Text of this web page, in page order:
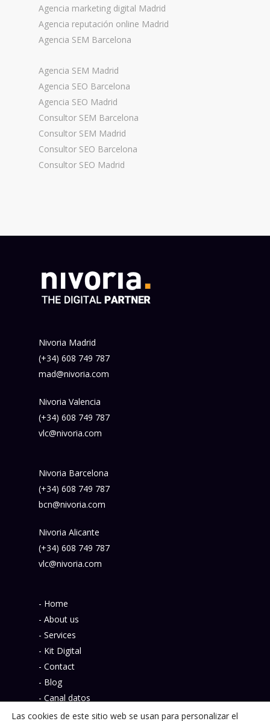
Agencia marketing digital Madrid
Agencia reputación online Madrid
Agencia SEM Barcelona
Agencia SEM Madrid
Agencia SEO Barcelona
Agencia SEO Madrid
Consultor SEM Barcelona
Consultor SEM Madrid
Consultor SEO Barcelona
Consultor SEO Madrid
Nivoria Madrid
(+34) 608 749 787
mad@nivoria.com
Nivoria Valencia
(+34) 608 749 787
vlc@nivoria.com
Nivoria Barcelona
(+34) 608 749 787
bcn@nivoria.com
Nivoria Alicante
(+34) 608 749 787
vlc@nivoria.com
- Home
- About us
- Services
- Kit Digital
- Contact
- Blog
- Canal datos
- Política de privacidad
Las cookies de este sitio web se usan para personalizar el